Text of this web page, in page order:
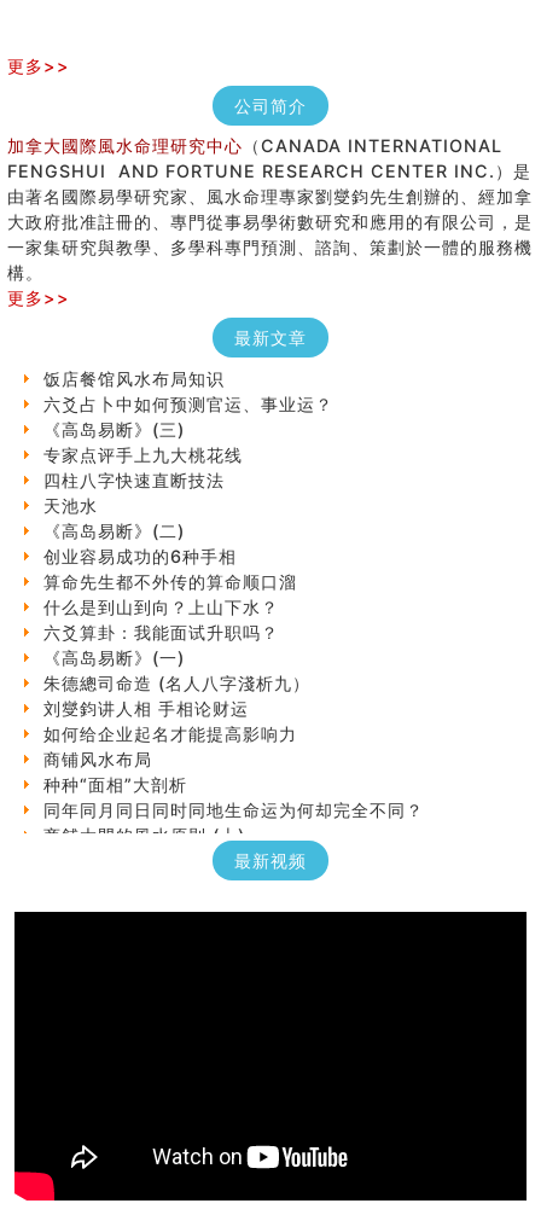
更多>>
公司简介
加拿大國際風水命理研究中心 （CANADA INTERNATIONAL
FENGSHUI AND FORTUNE RESEARCH CENTER INC.）是
由著名國際易學研究家、風水命理專家劉燮鈞先生創辦的、經加拿
大政府批准註冊的、專門從事易學術數研究和應用的有限公司，是
一家集研究與教學、多學科專門預測、諮詢、策劃於一體的服務機
構。
更多>>
最新文章
手指饱满福运加身，这种手相福运在何处？
《高岛易断》(四)
民間風水知識九十四條
饭店餐馆风水布局知识
六爻占卜中如何预测官运、事业运？
《高岛易断》(三)
专家点评手上九大桃花线
四柱八字快速直断技法
天池水
《高岛易断》(二)
创业容易成功的6种手相
算命先生都不外传的算命顺口溜
什么是到山到向？上山下水？
六爻算卦：我能面试升职吗？
《高岛易断》(一)
朱德總司命造 (名⼈⼋字淺析九）
刘燮鈞讲人相 手相论财运
如何给企业起名才能提高影响力
商铺风水布局
种种“面相”大剖析
同年同月同日同时同地生命运为何却完全不同？
商舖大門的風水原則 (上)
家居常見風水形煞及化解方法 (三)
套房風水怎麼看？ 租屋風水禁忌有哪些？搬家禁忌要注
意！
精选1500个五行属金的字
最新视频